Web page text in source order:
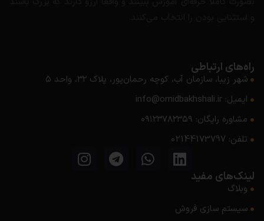
راه‌های ارتباطی
شهر زیبا، سازمان آب، کوچه رحمان‌پور، پلاک ۳۲، واحد ۵
ایمیل: info@omidbakhshali.ir
مشاوره رایگان: ۰۹۱۲۳۷۸۲۳۵۹
تلفن: 02144173797
لینک‌های مفید
وبلاگ
سیستم سازی فروش